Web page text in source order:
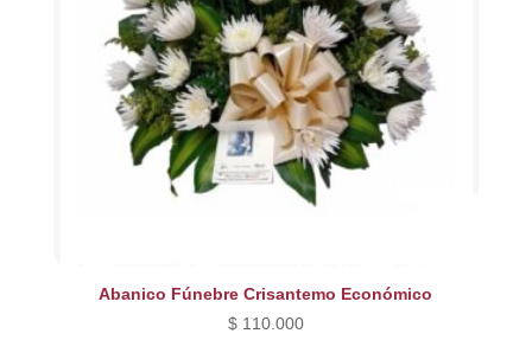
Abanico Fúnebre Crisantemo Económico
$110.000